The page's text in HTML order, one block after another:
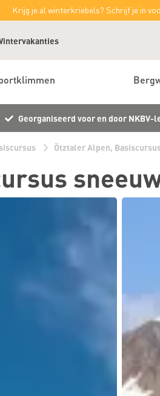
Krijg je al winterkriebels? Schrijf je in
Georganiseerd voor en door NKBV-
Ötztaler Alpen,